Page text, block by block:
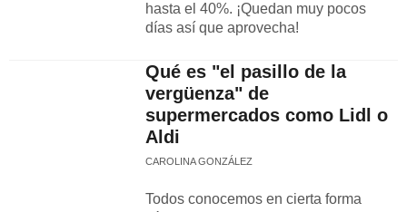
hasta el 40%. ¡Quedan muy pocos
días así que aprovecha!
Qué es "el pasillo de la
vergüenza" de
supermercados como Lidl o
Aldi
CAROLINA GONZÁLEZ
Todos conocemos en cierta forma